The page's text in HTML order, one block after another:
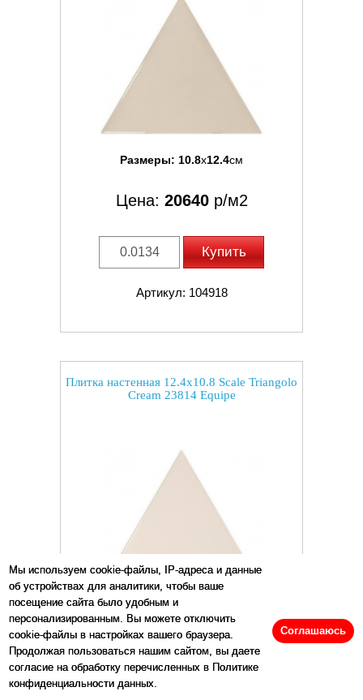
Мы используем cookie-файлы, IP-адреса и данные
об устройствах для аналитики, чтобы ваше
посещение сайта было удобным и
персонализированным. Вы можете отключить
cookie-файлы в настройках вашего браузера.
Продолжая пользоваться нашим сайтом, вы даете
согласие на обработку перечисленных в Политике
конфиденциальности данных.
Соглашаюсь
Размеры: 10.8x12.4см
Цена: 20640р/м2
Купить
Артикул: 104918
Плитка настенная 12.4x10.8 Scale Triangolo
Cream 23814 Equipe
Размеры:10.8x12.4см
Цена:20640р/м2